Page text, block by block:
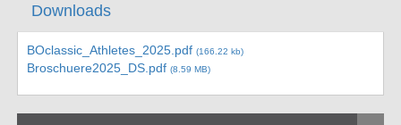
Downloads
BOclassic_Athletes_2025.pdf(166.22 kb)
Broschuere2025_DS.pdf(8.59 MB)